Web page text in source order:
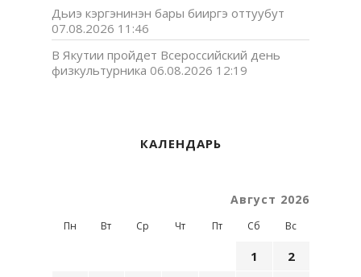
Дьиэ кэргэнинэн бары бииргэ оттуубут
07.08.2026 11:46
В Якутии пройдет Всероссийский день
физкультурника 06.08.2026 12:19
КАЛЕНДАРЬ
Август 2026
Пн Вт Ср Чт Пт Сб Вс
1
2